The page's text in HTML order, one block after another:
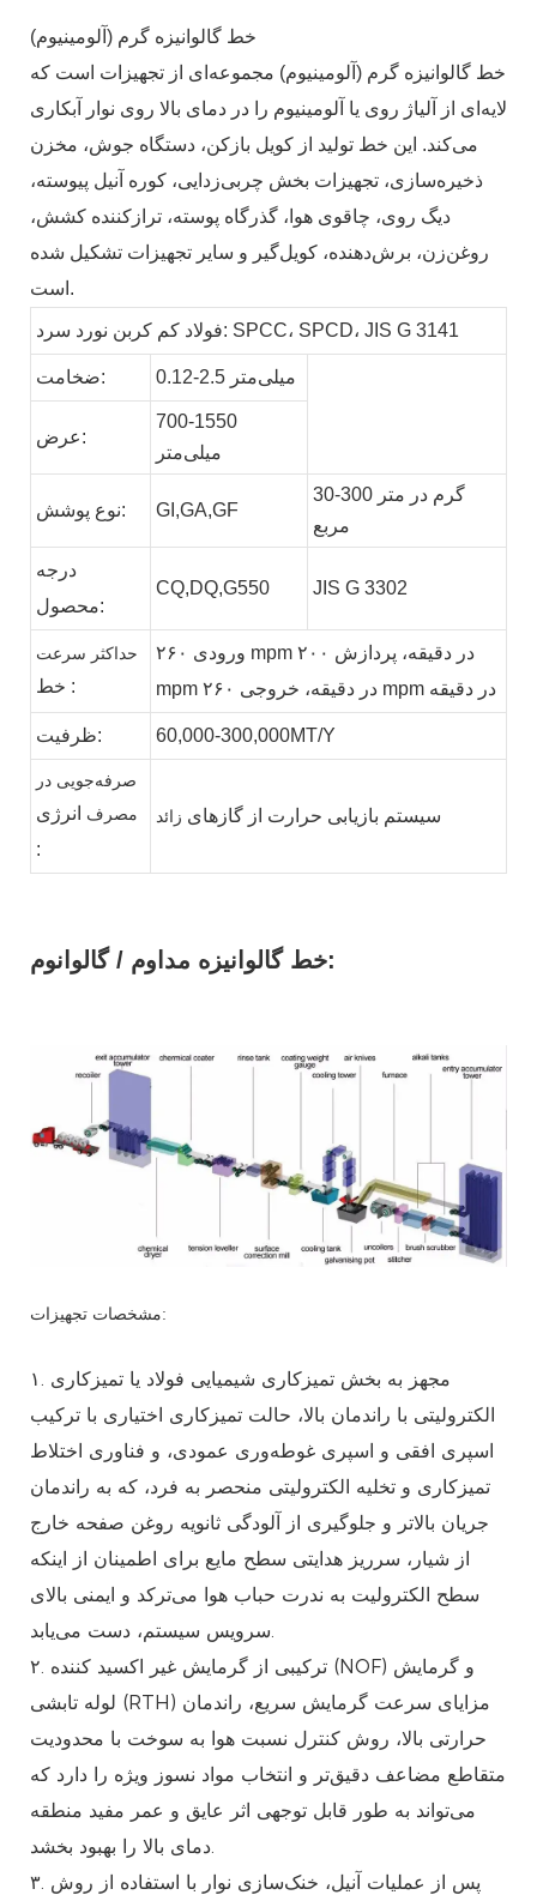
خط گالوانیزه گرم (آلومینیوم)
خط گالوانیزه گرم (آلومینیوم) مجموعه‌ای از تجهیزات است که
لایه‌ای از آلیاژ روی یا آلومینیوم را در دمای بالا روی نوار آبکاری
می‌کند. این خط تولید از کویل بازکن، دستگاه جوش، مخزن
ذخیره‌سازی، تجهیزات بخش چربی‌زدایی، کوره آنیل پیوسته،
دیگ روی، چاقوی هوا، گذرگاه پوسته، ترازکننده کشش،
روغن‌زن، برش‌دهنده، کویل‌گیر و سایر تجهیزات تشکیل شده
است.
فولاد کم کربن نورد سرد: SPCC، SPCD، JIS G 3141
ضخامت: 0.12-2.5 میلی‌متر
عرض:
700-1550
میلی‌متر
نوع پوشش: GI,GA,GF
30-300 گرم در متر
مربع
درجه
محصول:
CQ,DQ,G550 JIS G 3302
حداکثر سرعت
خط :
ورودی ۲۶۰ mpm در دقیقه، پردازش ۲۰۰
mpm در دقیقه، خروجی ۲۶۰ mpm در دقیقه
ظرفیت: 60,000-300,000MT/Y
صرفه‌جویی در
مصرف انرژی
:
سیستم بازیابی حرارت از گازهای زائد
خط گالوانیزه مداوم / گالوانوم:
مشخصات تجهیزات:
۱. مجهز به بخش تمیزکاری شیمیایی فولاد یا تمیزکاری
الکترولیتی با راندمان بالا، حالت تمیزکاری اختیاری با ترکیب
اسپری افقی و اسپری غوطه‌وری عمودی، و فناوری اختلاط
تمیزکاری و تخلیه الکترولیتی منحصر به فرد، که به راندمان
جریان بالاتر و جلوگیری از آلودگی ثانویه روغن صفحه خارج
از شیار، سرریز هدایتی سطح مایع برای اطمینان از اینکه
سطح الکترولیت به ندرت حباب هوا می‌ترکد و ایمنی بالای
سرویس سیستم، دست می‌یابد.
۲. ترکیبی از گرمایش غیر اکسید کننده (NOF) و گرمایش
لوله تابشی (RTH) مزایای سرعت گرمایش سریع، راندمان
حرارتی بالا، روش کنترل نسبت هوا به سوخت با محدودیت
متقاطع مضاعف دقیق‌تر و انتخاب مواد نسوز ویژه را دارد که
می‌تواند به طور قابل توجهی اثر عایق و عمر مفید منطقه
دمای بالا را بهبود بخشد.
۳. پس از عملیات آنیل، خنک‌سازی نوار با استفاده از روش